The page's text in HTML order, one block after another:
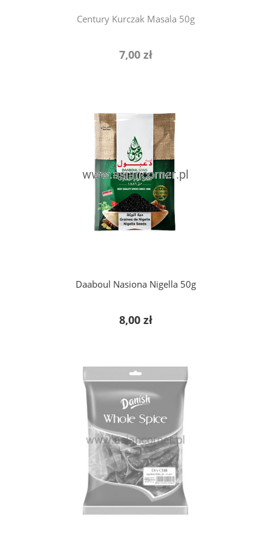
Century Kurczak Masala 50g
7,00 zł
Daaboul Nasiona Nigella 50g
8,00 zł
do koszyka
powiadom o dostępności